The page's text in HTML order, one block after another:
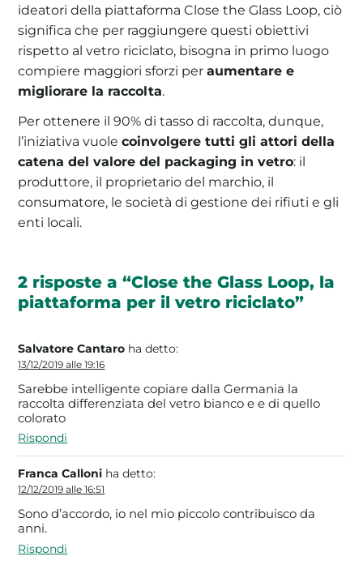
ideatori della piattaforma Close the Glass Loop, ciò
significa che per raggiungere questi obiettivi
rispetto al vetro riciclato, bisogna in primo luogo
compiere maggiori sforzi peraumentare e
migliorare la raccolta.
Per ottenere il 90% di tasso di raccolta, dunque,
l’iniziativa vuolecoinvolgere tutti gli attori della
catena del valore del packaging in vetro: il
produttore, il proprietario del marchio, il
consumatore, le società di gestione dei rifiuti e gli
enti locali.
2 risposte a “Close the Glass Loop, la
piattaforma per il vetro riciclato”
Salvatore Cantaro ha detto:
13/12/2019 alle 19:16
Sarebbe intelligente copiare dalla Germania la
raccolta differenziata del vetro bianco e e di quello
colorato
Rispondi
Franca Calloni ha detto:
12/12/2019 alle 16:51
Sono d’accordo, io nel mio piccolo contribuisco da
anni.
Rispondi